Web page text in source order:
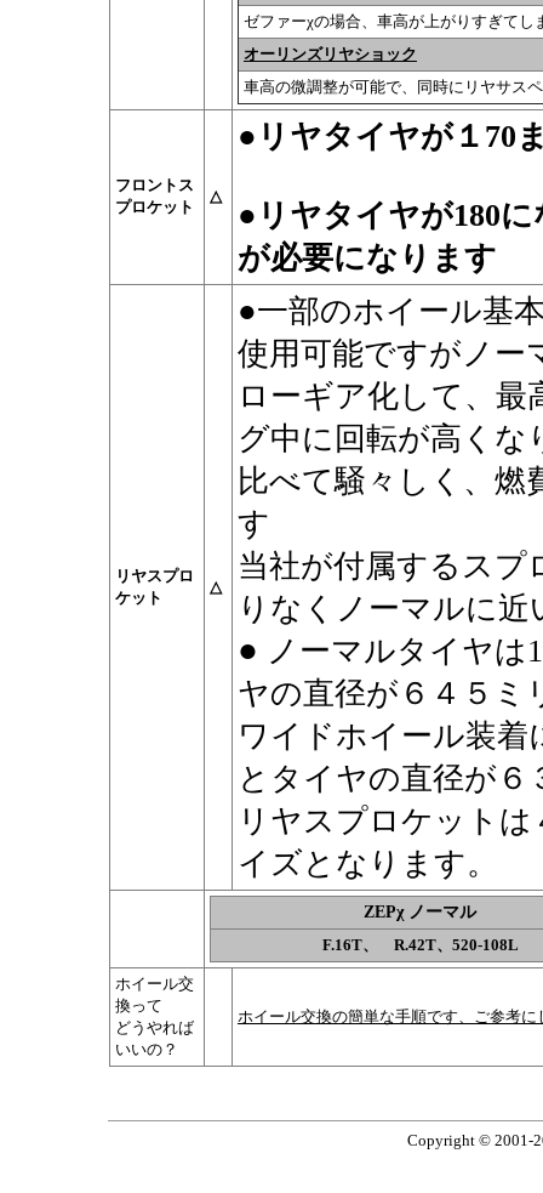
ゼファーχの場合、車高が上がりすぎてし
オーリンズリヤショック
車高の微調整が可能で、同時にリヤサス
フロントス
プロケット
△
●リヤタイヤが１70
● リヤタイヤが180
が必要になります
リヤスプロ
ケット
△
●一部のホイール基
使用可能ですがノー
ローギア化して、
グ中に回転が高くな
比べて騒々しく、
す
当社が付属するス
りなくノーマルに
● ノーマルタイヤは
ヤの直径が６４５ミ
ワイドホイール装
とタイヤの直径が
リヤスプロケット
イズとなります。
ZEPχ ノーマル
F.16T、 R.42T、520-108L
ホイール交
換って
どうやれば
いいの？
ホイール交換の簡単な手順です、ご参考に
Copyright © 2001-